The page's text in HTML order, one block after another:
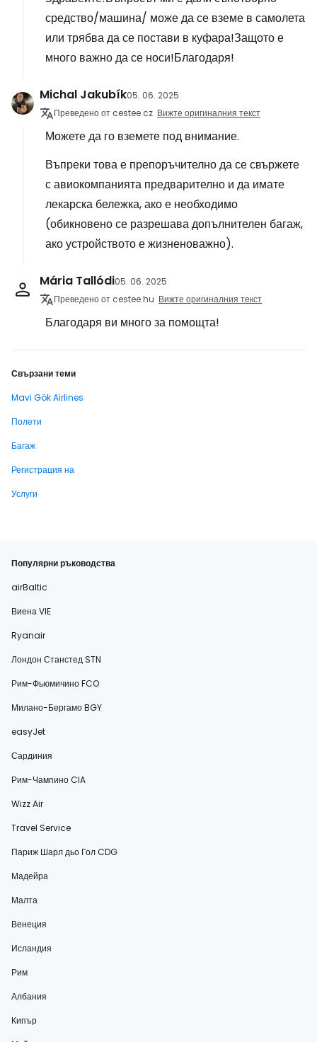
средство/машина/ може да се вземе в самолета
или трябва да се постави в куфара!Защото е
много важно да се носи!Благодаря!
Michal Jakubík05. 06. 2025
Преведено от cestee.cz Вижте оригиналния текст
Можете да го вземете под внимание.
Въпреки това е препоръчително да се свържете
с авиокомпанията предварително и да имате
лекарска бележка, ако е необходимо
(обикновено се разрешава допълнителен багаж,
ако устройството е жизненоважно).
Mária Tallódi05. 06. 2025
Преведено от cestee.hu Вижте оригиналния текст
Благодаря ви много за помощта!
Свързани теми
Mavi Gök Airlines
Полети
Багаж
Регистрация на
Услуги
Популярни ръководства
airBaltic
Виена VIE
Ryanair
Лондон Станстед STN
Рим-Фьюмичино FCO
Милано-Бергамо BGY
easyJet
Сардиния
Рим-Чампино CIA
Wizz Air
Travel Service
Париж Шарл дьо Гол CDG
Мадейра
Малта
Венеция
Исландия
Рим
Албания
Кипър